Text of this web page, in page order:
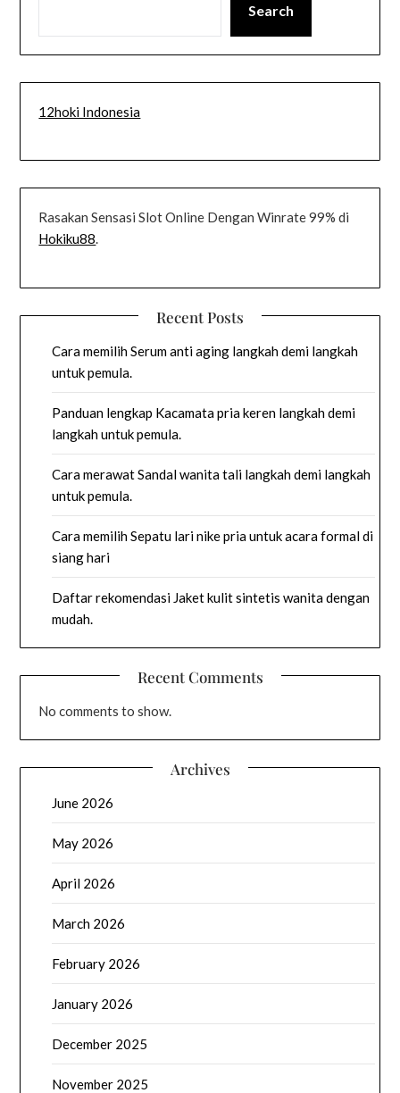
Search
12hoki Indonesia
Rasakan Sensasi Slot Online Dengan Winrate 99% di
Hokiku88.
Recent Posts
Cara memilih Serum anti aging langkah demi langkah
untuk pemula.
Panduan lengkap Kacamata pria keren langkah demi
langkah untuk pemula.
Cara merawat Sandal wanita tali langkah demi langkah
untuk pemula.
Cara memilih Sepatu lari nike pria untuk acara formal di
siang hari
Daftar rekomendasi Jaket kulit sintetis wanita dengan
mudah.
Recent Comments
No comments to show.
Archives
June 2026
May 2026
April 2026
March 2026
February 2026
January 2026
December 2025
November 2025